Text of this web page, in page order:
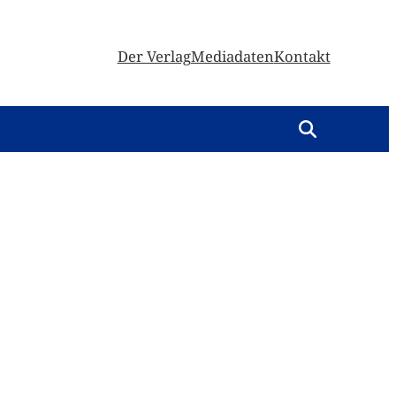
Der VerlagMediadatenKontakt